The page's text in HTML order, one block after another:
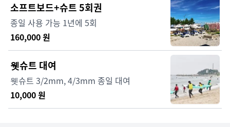
소프트보드+슈트 5회권
종일 사용 가능 1년에 5회
160,000원
웻슈트 대여
웻슈트 3/2mm, 4/3mm 종일 대여
10,000원